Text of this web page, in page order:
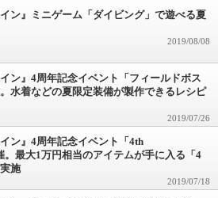
イン』ミニゲーム「ダイビング」で遊べる夏
2019/08/08
イン』4周年記念イベント「フィールドボス
水着などの夏限定装備が製作できるレシピ
2019/07/26
イン』4周年記念イベント「4th
最大1万円相当のアイテムが手に入る「4
施
2019/07/18